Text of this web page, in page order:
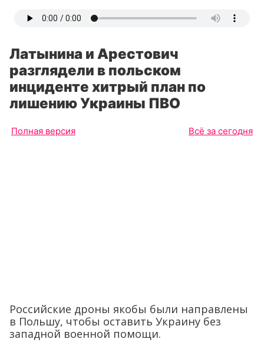
Латынина и Арестович
разглядели в польском
инциденте хитрый план по
лишению Украины ПВО
Полная версия Всё за сегодня
Российские дроны якобы были направлены
в Польшу, чтобы оставить Украину без
западной военной помощи.